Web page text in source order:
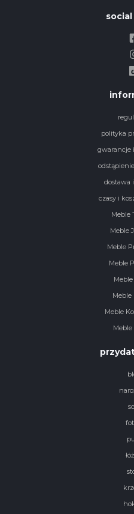
polityka
gwarancje
dostawa
czasy i
Meble
Meble
Meble
Meble
Meble
Meble